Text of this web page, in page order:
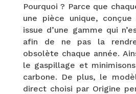
Pourquoi ? Parce que
une pièce unique,
issue d’une gamme qui
afin de ne pas la
obsolète chaque année.
le gaspillage et
carbone. De plus, le
direct choisi par Origine